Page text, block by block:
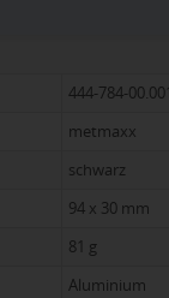
444-784-00.001
metmaxx
schwarz
94 x 30 mm
81 g
Aluminium